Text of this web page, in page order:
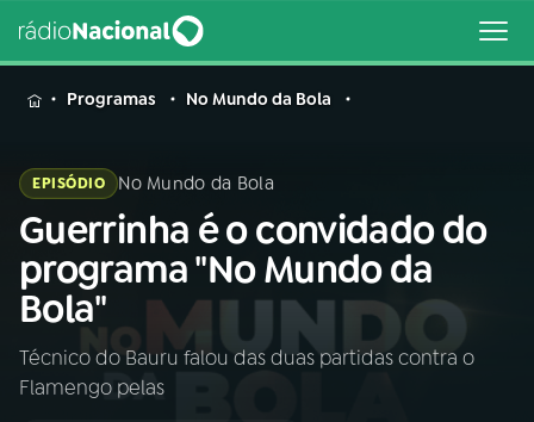
MENU
Buscar
na
Rádio
Nacional
Buscar
AO VIVO
Programas No Mundo da Bola
EPISÓDIO No Mundo da Bola
Guerrinha é o convidado do
programa "No Mundo da
Bola"
Técnico do Bauru falou das duas partidas contra o
Flamengo pelas